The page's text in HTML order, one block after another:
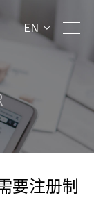
EN
要注册制